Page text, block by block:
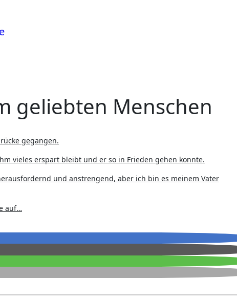
geliebten Menschen
gegangen.
vieles erspart bleibt und er so in Frieden gehen konnte.
und anstrengend, aber ich bin es meinem Vater
auf…